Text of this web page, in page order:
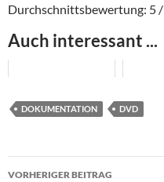
Durchschnittsbewertung: 5
Auch interessant ...
DOKUMENTATION DVD
VORHERIGER BEITRAG